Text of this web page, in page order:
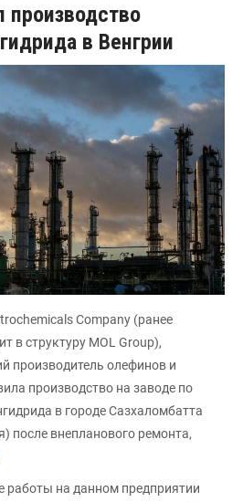
производство
в Венгрии
Company (ранее
в структуру MOL Group),
производитель олефинов и
производство на заводе по
в городе Сазхаломбатта
после внепланового ремонта,
работы на данном предприятии